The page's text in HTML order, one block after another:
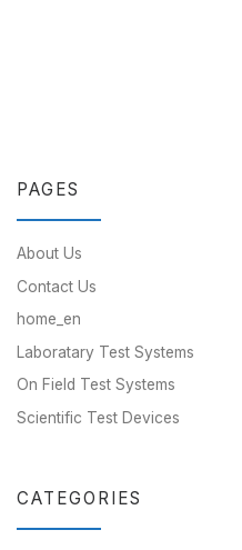
PAGES
About Us
Contact Us
home_en
Laboratary Test Systems
On Field Test Systems
Scientific Test Devices
CATEGORIES